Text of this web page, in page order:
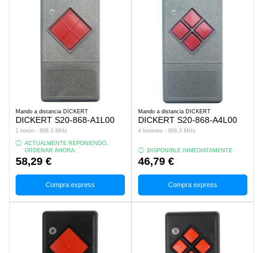
Mando a distancia DICKERT
DICKERT S20-868-A1L00
1 botón - 868.3 MHz
ACTUALMENTE REPONIENDO,
ORDENAR AHORA.
58,29 €
Compra express
Mando a distancia DICKERT
DICKERT S20-868-A4L00
4 botones - 868.3 MHz
DISPONIBLE INMEDIATAMENTE
46,79 €
Compra express